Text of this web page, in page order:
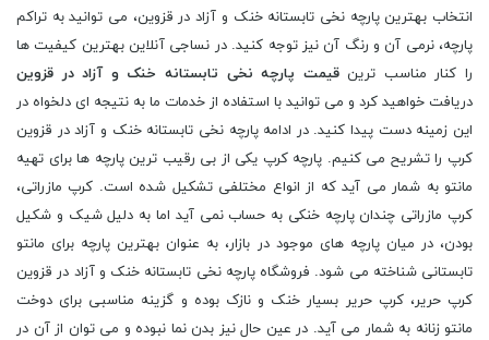
انتخاب بهترین پارچه نخی تابستانه خنک و آزاد در قزوین، می توانید به تراکم
پارچه، نرمی آن و رنگ آن نیز توجه کنید. در نساجی آنلاین بهترین کیفیت ها
را کنار مناسب ترینقیمت پارچه نخی تابستانه خنک و آزاد در قزوین
دریافت خواهید کرد و می توانید با استفاده از خدمات ما به نتیجه ای دلخواه در
این زمینه دست پیدا کنید. در ادامه پارچه نخی تابستانه خنک و آزاد در قزوین
کرپ را تشریح می کنیم. پارچه کرپ یکی از بی رقیب ترین پارچه ها برای تهیه
مانتو به شمار می آید که از انواع مختلفی تشکیل شده است. کرپ مازراتی،
کرپ مازراتی چندان پارچه خنکی به حساب نمی آید اما به دلیل شیک و شکیل
بودن، در میان پارچه های موجود در بازار، به عنوان بهترین پارچه برای مانتو
تابستانی شناخته می شود. فروشگاه پارچه نخی تابستانه خنک و آزاد در قزوین
کرپ حریر، کرپ حریر بسیار خنک و نازک بوده و گزینه مناسبی برای دوخت
مانتو زنانه به شمار می آید. در عین حال نیز بدن نما نبوده و می توان از آن در